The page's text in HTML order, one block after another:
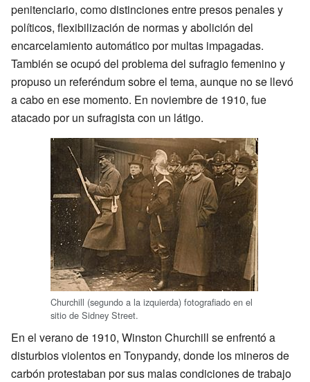
penitenciario, como distinciones entre presos penales y
políticos, flexibilización de normas y abolición del
encarcelamiento automático por multas impagadas.
También se ocupó del problema del sufragio femenino y
propuso un referéndum sobre el tema, aunque no se llevó
a cabo en ese momento. En noviembre de 1910, fue
atacado por un sufragista con un látigo.
Churchill (segundo a la izquierda) fotografiado en el
sitio de Sidney Street.
En el verano de 1910, Winston Churchill se enfrentó a
disturbios violentos en Tonypandy, donde los mineros de
carbón protestaban por sus malas condiciones de trabajo